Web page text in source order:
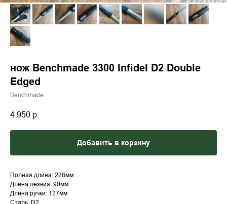
нож Benchmade 3300 Infidel D2 Double
Edged
Benchmade
4 950 р.
Добавить в корзину
Полная длина: 228мм
Длина лезвия: 90мм
Длина ручки: 127мм
Сталь: D2